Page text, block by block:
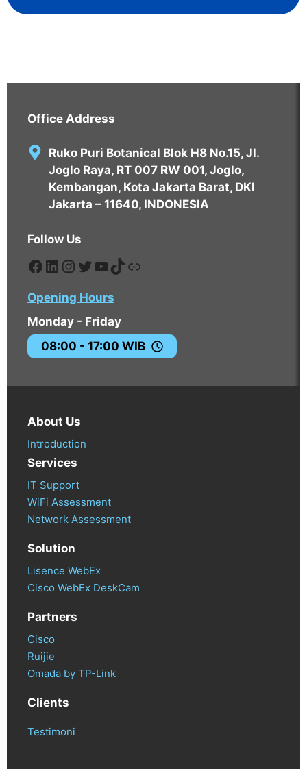
Office Address
Ruko Puri Botanical Blok H8 No.15, Jl.
Joglo Raya, RT 007 RW 001, Joglo,
Kembangan, Kota Jakarta Barat, DKI
Jakarta – 11640, INDONESIA
Follow Us
https://www.facebook.com/
https://www.linkedin.com/
https://www.instagram.com/
https://twitter.com/EdavosPT
https://www.youtube.com/
https://tiktok.com/
https://
Opening Hours
Monday - Friday
08:00 - 17:00 WIB
About Us
Introduction
Services
IT Support
WiFi Assessment
Network Assessment
Solution
Lisence WebEx
Cisco WebEx DeskCam
Partners
Cisco
Ruijie
Omada by TP-Link
Clients
Testimoni